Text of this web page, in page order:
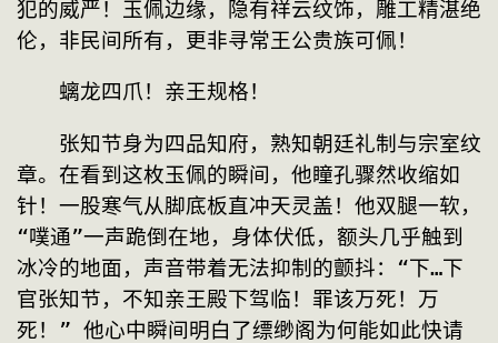
犯的威严！玉佩边缘，隐有祥云纹饰，雕工精湛绝
伦，非民间所有，更非寻常王公贵族可佩！
螭龙四爪！亲王规格！
张知节身为四品知府，熟知朝廷礼制与宗室纹
章。在看到这枚玉佩的瞬间，他瞳孔骤然收缩如
针！一股寒气从脚底板直冲天灵盖！他双腿一软，
“噗通”一声跪倒在地，身体伏低，额头几乎触到
冰冷的地面，声音带着无法抑制的颤抖：“下…下
官张知节，不知亲王殿下驾临！罪该万死！万
死！” 他心中瞬间明白了缥缈阁为何能如此快请